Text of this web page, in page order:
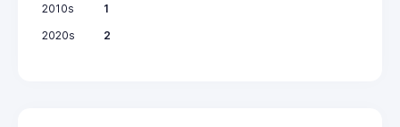
2010s
1
2020s
2